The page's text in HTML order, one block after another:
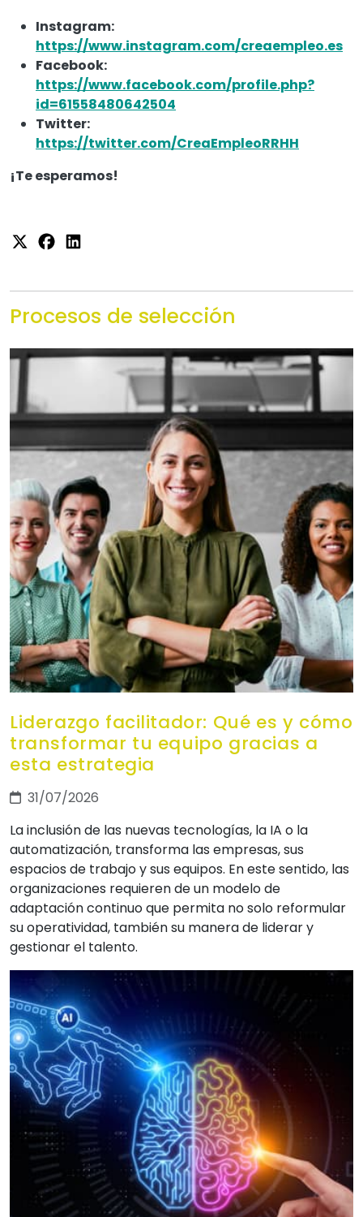
Instagram:
https://www.instagram.com/creaempleo.es
Facebook:
https://www.facebook.com/profile.php?
id=61558480642504
Twitter:
https://twitter.com/CreaEmpleoRRHH
¡Te esperamos!
Procesos de selección
Liderazgo facilitador: Qué es y cómo
transformar tu equipo gracias a
esta estrategia
31/07/2026
La inclusión de las nuevas tecnologías, la IA o la
automatización, transforma las empresas, sus
espacios de trabajo y sus equipos. En este sentido, las
organizaciones requieren de un modelo de
adaptación continuo que permita no solo reformular
su operatividad, también su manera de liderar y
gestionar el talento.